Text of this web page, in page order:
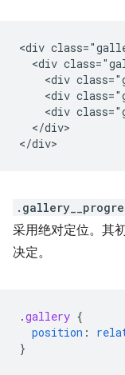
<div
<div
<div
<div
<div
  </div>
采用绝对定位。其
决定。
.gallery {
position :
}